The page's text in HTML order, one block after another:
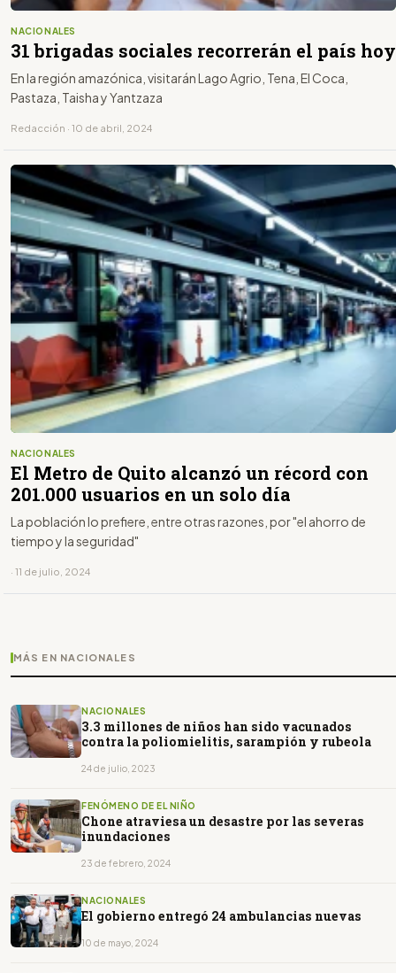
NACIONALES
31 brigadas sociales recorrerán el país hoy
En la región amazónica, visitarán Lago Agrio, Tena, El Coca,
Pastaza, Taisha y Yantzaza
Redacción · 10 de abril, 2024
NACIONALES
El Metro de Quito alcanzó un récord con
201.000 usuarios en un solo día
La población lo prefiere, entre otras razones, por "el ahorro de
tiempo y la seguridad"
· 11 de julio, 2024
MÁS EN NACIONALES
NACIONALES
3.3 millones de niños han sido vacunados
contra la poliomielitis, sarampión y rubeola
24 de julio, 2023
FENÓMENO DE EL NIÑO
Chone atraviesa un desastre por las severas
inundaciones
23 de febrero, 2024
NACIONALES
El gobierno entregó 24 ambulancias nuevas
10 de mayo, 2024